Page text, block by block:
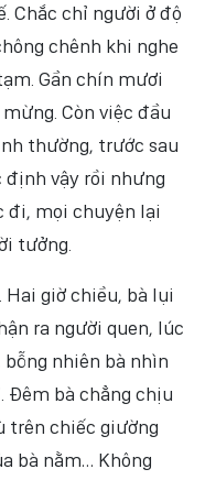
Chắc chỉ người ở độ
chênh khi nghe
Gần chín mươi
Còn việc đầu
thường, trước sau
định vậy rồi nhưng
đi, mọi chuyện lại
tưởng.
Hai giờ chiều, bà lụi
ra người quen, lúc
bỗng nhiên bà nhìn
Đêm bà chẳng chịu
trên chiếc giường
bà nằm… Không